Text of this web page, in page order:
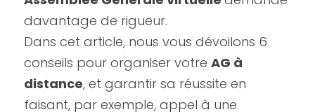
davantage de rigueur.
Dans cet article, nous vous dévoilons 6
conseils pour organiser votre AG à
distance, et garantir sa réussite en